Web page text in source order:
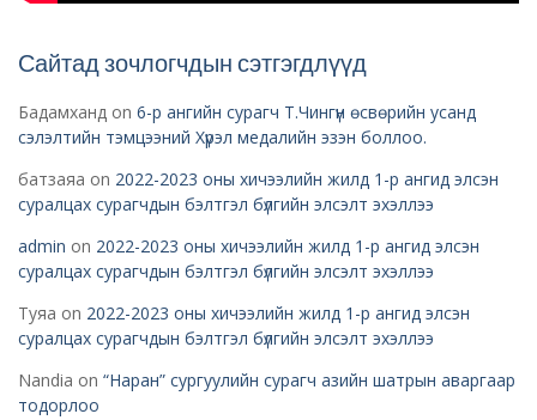
Сайтад зочлогчдын сэтгэгдлүүд
Бадамханд on 6-р ангийн сурагч Т.Чингүн өсвөрийн усанд
сэлэлтийн тэмцээний Хүрэл медалийн эзэн боллоо.
батзаяа on 2022-2023 оны хичээлийн жилд 1-р ангид элсэн
суралцах сурагчдын бэлтгэл бүлгийн элсэлт эхэллээ
admin on 2022-2023 оны хичээлийн жилд 1-р ангид элсэн
суралцах сурагчдын бэлтгэл бүлгийн элсэлт эхэллээ
Туяа on 2022-2023 оны хичээлийн жилд 1-р ангид элсэн
суралцах сурагчдын бэлтгэл бүлгийн элсэлт эхэллээ
Nandia on “Наран” сургуулийн сурагч азийн шатрын аваргаар
тодорлоо